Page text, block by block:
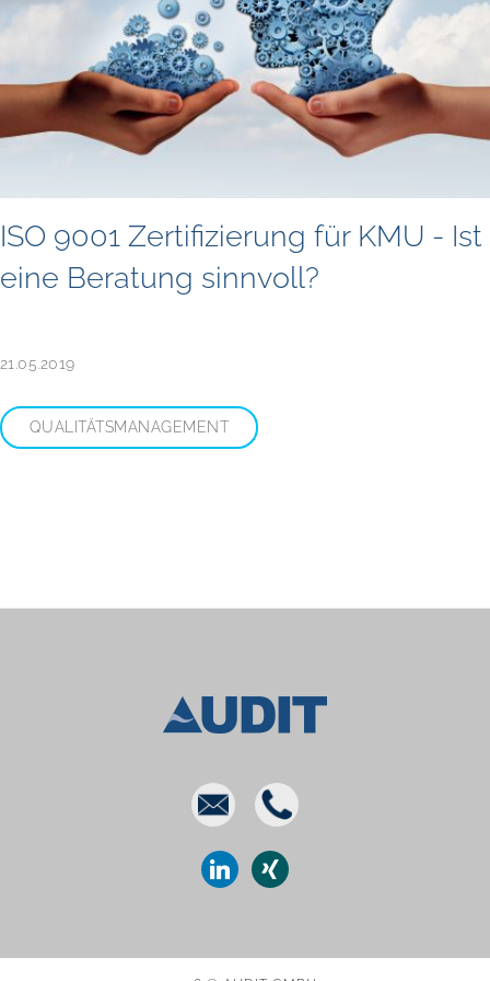
ISO 9001 Zertifizierung für KMU - Ist
eine Beratung sinnvoll?
21.05.2019
QUALITÄTSMANAGEMENT
E-
mail
Phone
linkedinxing